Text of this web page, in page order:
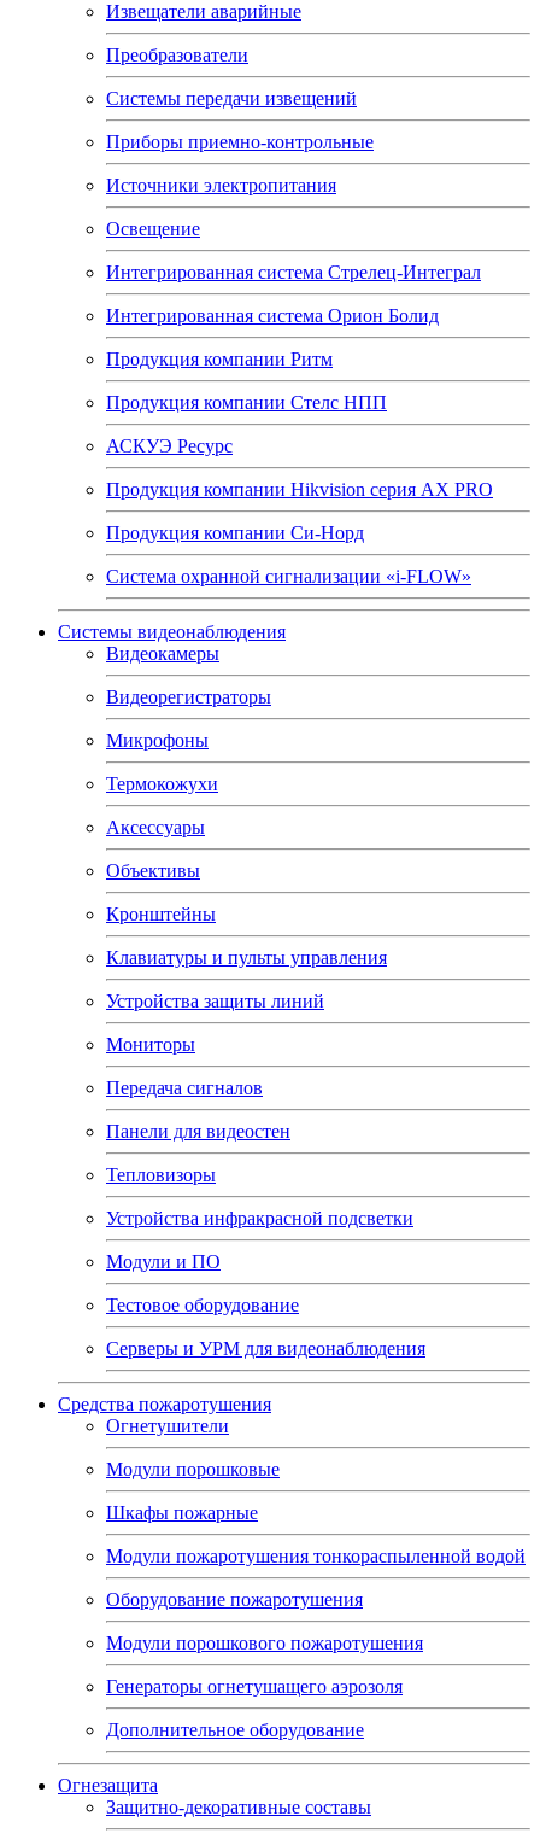
Извещатели аварийные
Преобразователи
Системы передачи извещений
Приборы приемно-контрольные
Источники электропитания
Освещение
Интегрированная система Стрелец-Интеграл
Интегрированная система Орион Болид
Продукция компании Ритм
Продукция компании Стелс НПП
АСКУЭ Ресурс
Продукция компании Hikvision серия AX PRO
Продукция компании Си-Норд
Система охранной сигнализации «i-FLOW»
Системы видеонаблюдения
Видеокамеры
Видеорегистраторы
Микрофоны
Термокожухи
Аксессуары
Объективы
Кронштейны
Клавиатуры и пульты управления
Устройства защиты линий
Мониторы
Передача сигналов
Панели для видеостен
Тепловизоры
Устройства инфракрасной подсветки
Модули и ПО
Тестовое оборудование
Серверы и УРМ для видеонаблюдения
Средства пожаротушения
Огнетушители
Модули порошковые
Шкафы пожарные
Модули пожаротушения тонкораспыленной водой
Оборудование пожаротушения
Модули порошкового пожаротушения
Генераторы огнетушащего аэрозоля
Дополнительное оборудование
Огнезащита
Защитно-декоративные составы